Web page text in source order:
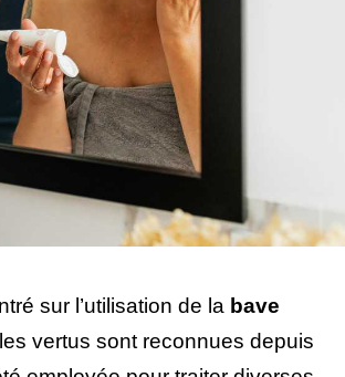
sur l’utilisation de la bave
vertus sont reconnues depuis